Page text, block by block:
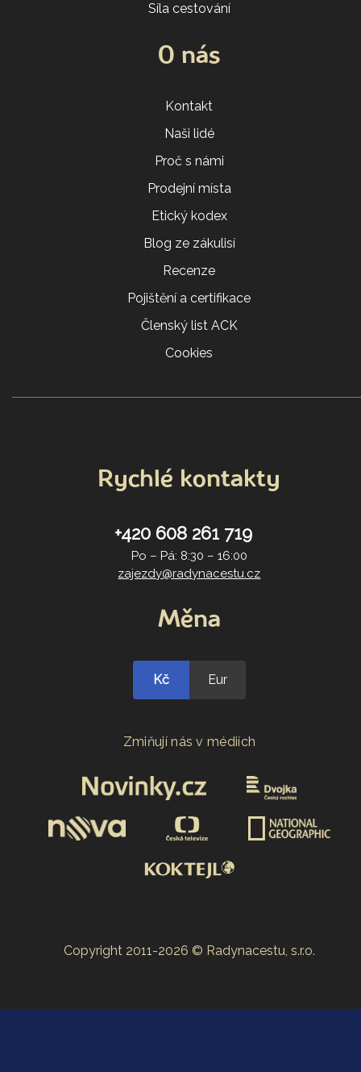
Síla cestování
O nás
Kontakt
Naši lidé
Proč s námi
Prodejní místa
Etický kodex
Blog ze zákulisí
Recenze
Pojištění a certifikace
Členský list ACK
Cookies
Rychlé kontakty
+420 608 261 719
Po – Pá: 8:30 – 16:00
zajezdy@radynacestu.cz
Měna
Kč Eur
Zmiňují nás v médiích
Copyright 2011-2026 © Radynacestu, s.r.o.